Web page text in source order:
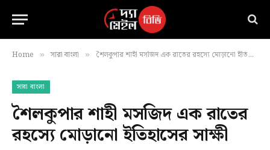
Home » সারা বাংলা » শৈলকুপার শাহী মসজিদ এক রাতের রহস্যে মোড়ানো ইতিহাসের সাক্ষী
সারা বাংলা
শৈলকুপার শাহী মসজিদ এক রাতের
রহস্যে মোড়ানো ইতিহাসের সাক্ষী